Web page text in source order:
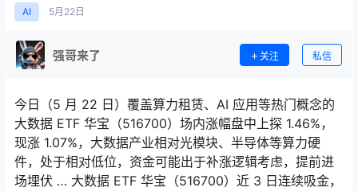
AI 5月 22日
强哥来了 关注 私信
今日（5 月 22 日）覆盖算力租赁、AI 应用等热门概念的
大数据 ETF 华宝（516700）场内涨幅盘中上探 1.46%，
现涨 1.07%，大数据产业相对光模块、半导体等算力硬
件，处于相对低位，资金可能出于补涨逻辑考虑，提前进
场埋伏 … 大数据 ETF 华宝（516700）近 3 日连续吸金，